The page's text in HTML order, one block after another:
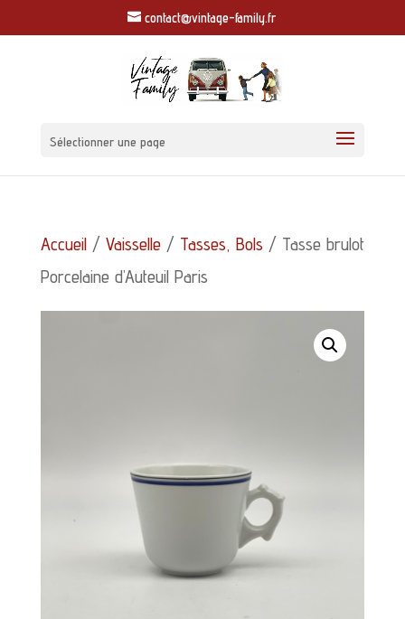
contact@vintage-family.fr
Sélectionner une page
Accueil/ Vaisselle/ Tasses, Bols / Tasse brulot
Porcelaine d’Auteuil Paris